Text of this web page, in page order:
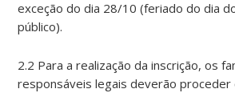
exceção do dia 28/10 (feriado do dia
público).
2.2 Para a realização da inscrição, os
responsáveis legais deverão proceder